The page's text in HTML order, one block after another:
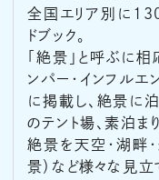
全国エリア別に
ドブック。
「絶景」と呼ぶに
ンパー・インフル
に掲載し、絶景に
のテント場、素泊ま
絶景を天空・湖畔
景）など様々な見立